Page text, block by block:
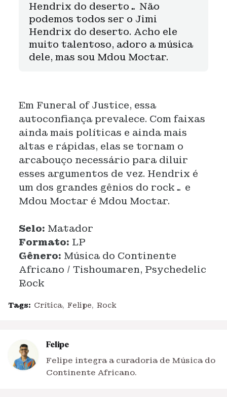
Hendrix do deserto… Não
podemos todos ser o Jimi
Hendrix do deserto. Acho ele
muito talentoso, adoro a música
dele, mas sou Mdou Moctar.
Em Funeral of Justice, essa
autoconfiança prevalece. Com faixas
ainda mais políticas e ainda mais
altas e rápidas, elas se tornam o
arcabouço necessário para diluir
esses argumentos de vez. Hendrix é
um dos grandes gênios do rock… e
Mdou Moctar é Mdou Moctar.
Selo: Matador
Formato: LP
Gênero: Música do Continente
Africano / Tishoumaren, Psychedelic
Rock
Tags: Crítica Felipe Rock
Felipe
Felipe integra a curadoria de Música do
Continente Africano.